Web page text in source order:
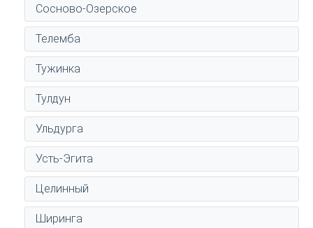
Сосново-Озерское
Телемба
Тужинка
Тулдун
Ульдурга
Усть-Эгита
Целинный
Ширинга